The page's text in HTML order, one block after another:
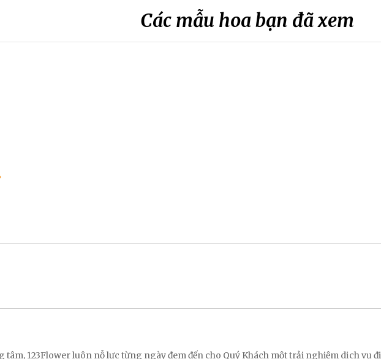
Các mẫu hoa bạn đã xem
123Flower luôn nỗ lực từng ngày đem đến cho Quý Khách một trải nghiệm dịch vụ